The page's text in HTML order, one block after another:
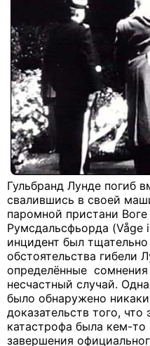
Гульбранд Лунде погиб
свалившись в своей
паромной пристани Воге
Румсдальсфьорда (Våge
инцидент был
обстоятельства гибели
определённые
несчастный случай.
было обнаружено
доказательств того, что
катастрофа была кем-
завершения